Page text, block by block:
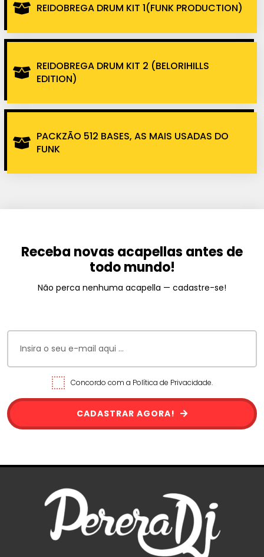
REIDOBREGA DRUM KIT 1(FUNK PRODUCTION)
REIDOBREGA DRUM KIT 2 (BELORIHILLS
EDITION)
PACKZÃO 512 BASES, AS MAIS USADAS DO
FUNK
Receba novas acapellas antes de
todo mundo!
Não perca nenhuma acapella — cadastre-se!
Concordo com a Política de Privacidade.
CADASTRAR AGORA!